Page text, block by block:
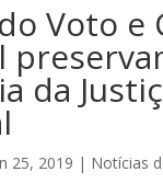
Voto e
da
25, 2019 | Notícias